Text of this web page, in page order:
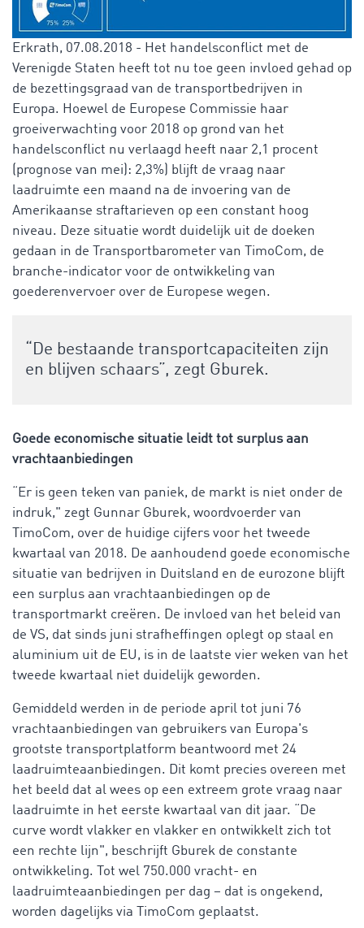
Erkrath, 07.08.2018 - Het handelsconflict met de
Verenigde Staten heeft tot nu toe geen invloed gehad op
de bezettingsgraad van de transportbedrijven in
Europa. Hoewel de Europese Commissie haar
groeiverwachting voor 2018 op grond van het
handelsconflict nu verlaagd heeft naar 2,1 procent
(prognose van mei): 2,3%) blijft de vraag naar
laadruimte een maand na de invoering van de
Amerikaanse straftarieven op een constant hoog
niveau. Deze situatie wordt duidelijk uit de doeken
gedaan in de Transportbarometer van TimoCom, de
branche-indicator voor de ontwikkeling van
goederenvervoer over de Europese wegen.
“De bestaande transportcapaciteiten zijn
en blijven schaars”, zegt Gburek.
Goede economische situatie leidt tot surplus aan
vrachtaanbiedingen
“Er is geen teken van paniek, de markt is niet onder de
indruk," zegt Gunnar Gburek, woordvoerder van
TimoCom, over de huidige cijfers voor het tweede
kwartaal van 2018. De aanhoudend goede economische
situatie van bedrijven in Duitsland en de eurozone blijft
een surplus aan vrachtaanbiedingen op de
transportmarkt creëren. De invloed van het beleid van
de VS, dat sinds juni strafheffingen oplegt op staal en
aluminium uit de EU, is in de laatste vier weken van het
tweede kwartaal niet duidelijk geworden.
Gemiddeld werden in de periode april tot juni 76
vrachtaanbiedingen van gebruikers van Europa's
grootste transportplatform beantwoord met 24
laadruimteaanbiedingen. Dit komt precies overeen met
het beeld dat al wees op een extreem grote vraag naar
laadruimte in het eerste kwartaal van dit jaar. “De
curve wordt vlakker en vlakker en ontwikkelt zich tot
een rechte lijn", beschrijft Gburek de constante
ontwikkeling. Tot wel 750.000 vracht- en
laadruimteaanbiedingen per dag – dat is ongekend,
worden dagelijks via TimoCom geplaatst.